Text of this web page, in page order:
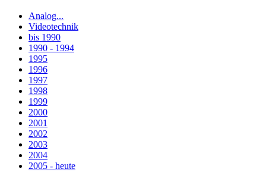
Analog...
Videotechnik
bis 1990
1990 - 1994
1995
1996
1997
1998
1999
2000
2001
2002
2003
2004
2005 - heute